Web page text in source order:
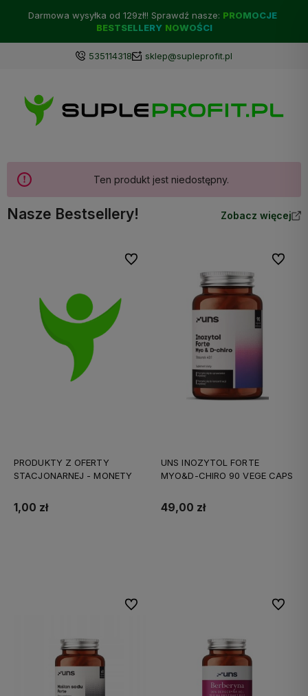
Darmowa wysyłka od 129zł!! Sprawdź nasze: PROMOCJE
BESTSELLERY NOWOŚCI
535114318 sklep@supleprofit.pl
Ten produkt jest niedostępny.
Nasze Bestsellery! Zobacz więcej
PRODUKTY Z OFERTY
STACJONARNEJ - MONETY
1,00 zł
Do ulubionych
UNS INOZYTOL FORTE
MYO&D-CHIRO 90 VEGE CAPS
49,00 zł
Do
Do ulubionych Do